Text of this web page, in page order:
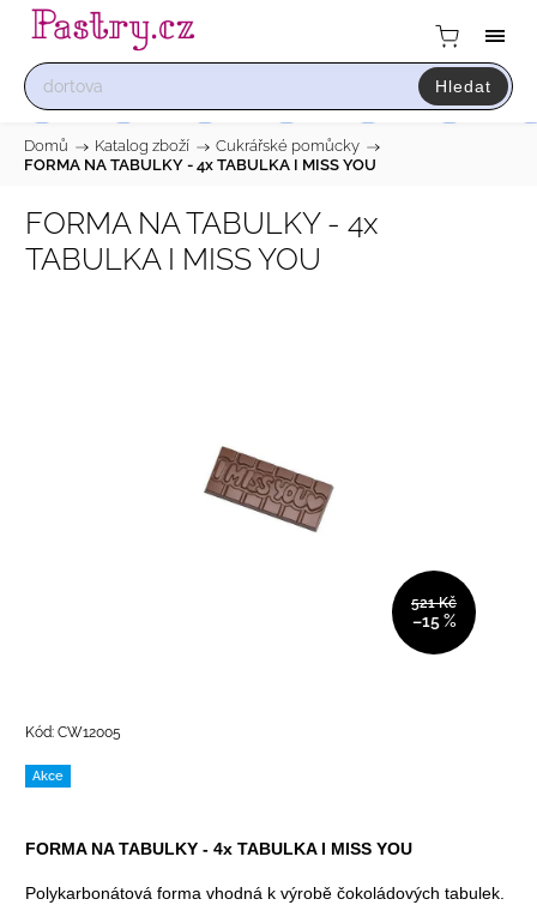
Hledat
Domů / Katalog zboží / Cukrářské pomůcky /
FORMA NA TABULKY - 4x TABULKA I MISS YOU
FORMA NA TABULKY - 4x
TABULKA I MISS YOU
521 Kč
–15 %
Kód: CW12005
Akce
FORMA NA TABULKY - 4x TABULKA I MISS YOU
Polykarbonátová forma vhodná k výrobě čokoládových tabulek.